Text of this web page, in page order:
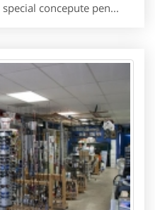
concepute pen...